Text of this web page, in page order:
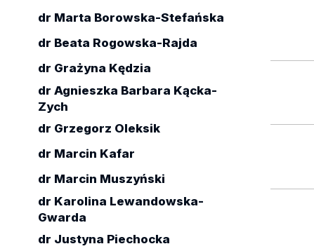
dr Marta Borowska-Stefańska
dr Beata Rogowska-Rajda
dr Grażyna Kędzia
dr Agnieszka Barbara Kącka-
Zych
dr Grzegorz Oleksik
dr Marcin Kafar
dr Marcin Muszyński
dr Karolina Lewandowska-
Gwarda
dr Justyna Piechocka